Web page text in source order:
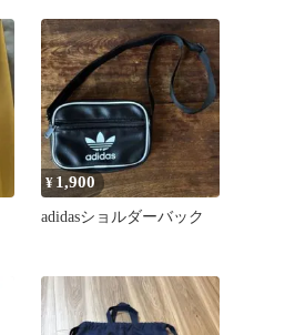
¥ 1,900
adidasショルダーバック